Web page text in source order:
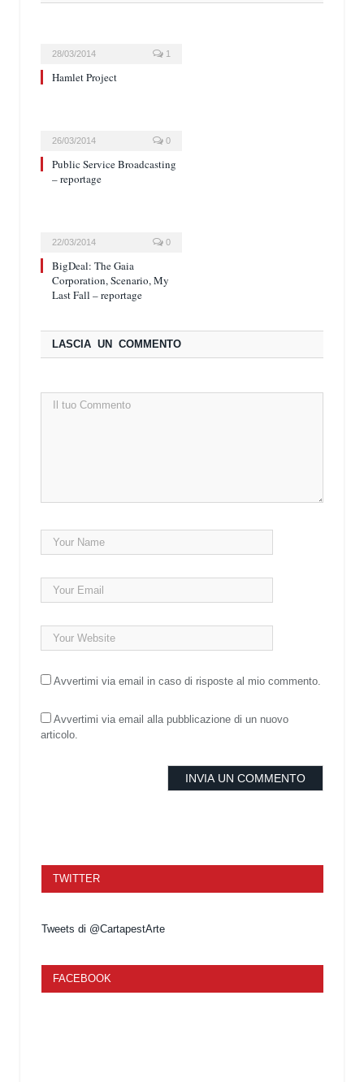
28/03/2014 1
Hamlet Project
26/03/2014 0
Public Service Broadcasting
– reportage
22/03/2014 0
BigDeal: The Gaia
Corporation, Scenario, My
Last Fall – reportage
LASCIA UN COMMENTO
Avvertimi via email in caso di risposte al mio commento.
Avvertimi via email alla pubblicazione di un nuovo
articolo.
TWITTER
Tweets di @CartapestArte
FACEBOOK